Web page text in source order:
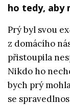
ho tedy, aby
Prý byl svou
z domácího
přistoupila
Nikdo ho
bych prý
se